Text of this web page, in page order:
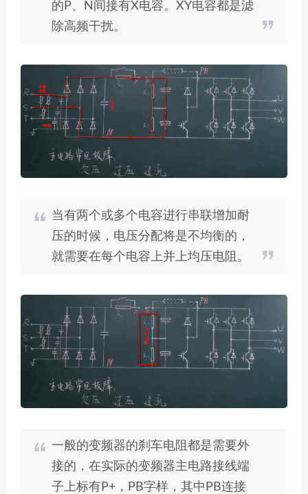
的P、N间接有X电容。XY电容都是滤
除高频干扰。
当有两个或多个电容进行串联增加耐
压的时候，电压分配将是不均衡的，
就需要在每个电容上并上均压电阻。
一般的变频器的刹车电阻都是需要外
接的，在实际的变频器主电路接线端
子上标有P+，PB字样，其中PB连接